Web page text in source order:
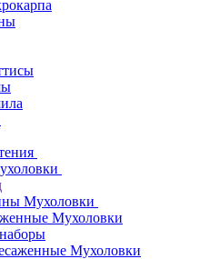
Мухоловки
Мухоловки
Мухоловки